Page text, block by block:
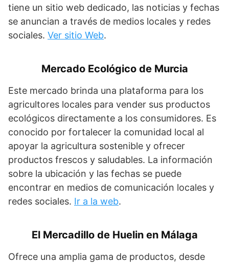
tiene un sitio web dedicado, las noticias y fechas
se anuncian a través de medios locales y redes
sociales. Ver sitio Web.
Mercado Ecológico de Murcia
Este mercado brinda una plataforma para los
agricultores locales para vender sus productos
ecológicos directamente a los consumidores. Es
conocido por fortalecer la comunidad local al
apoyar la agricultura sostenible y ofrecer
productos frescos y saludables. La información
sobre la ubicación y las fechas se puede
encontrar en medios de comunicación locales y
redes sociales. Ir a la web.
El Mercadillo de Huelin en Málaga
Ofrece una amplia gama de productos, desde